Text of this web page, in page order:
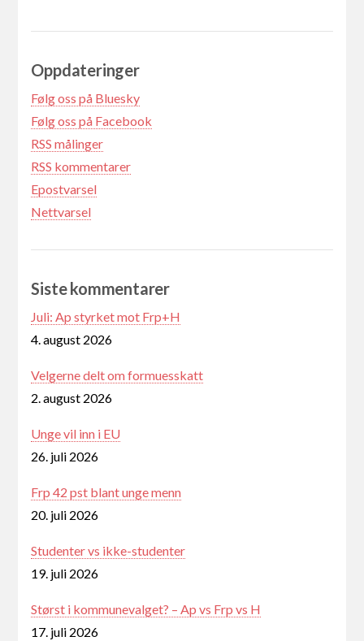
Oppdateringer
Følg oss på Bluesky
Følg oss på Facebook
RSS målinger
RSS kommentarer
Epostvarsel
Nettvarsel
Siste kommentarer
Juli: Ap styrket mot Frp+H
4. august 2026
Velgerne delt om formuesskatt
2. august 2026
Unge vil inn i EU
26. juli 2026
Frp 42 pst blant unge menn
20. juli 2026
Studenter vs ikke-studenter
19. juli 2026
Størst i kommunevalget? – Ap vs Frp vs H
17. juli 2026